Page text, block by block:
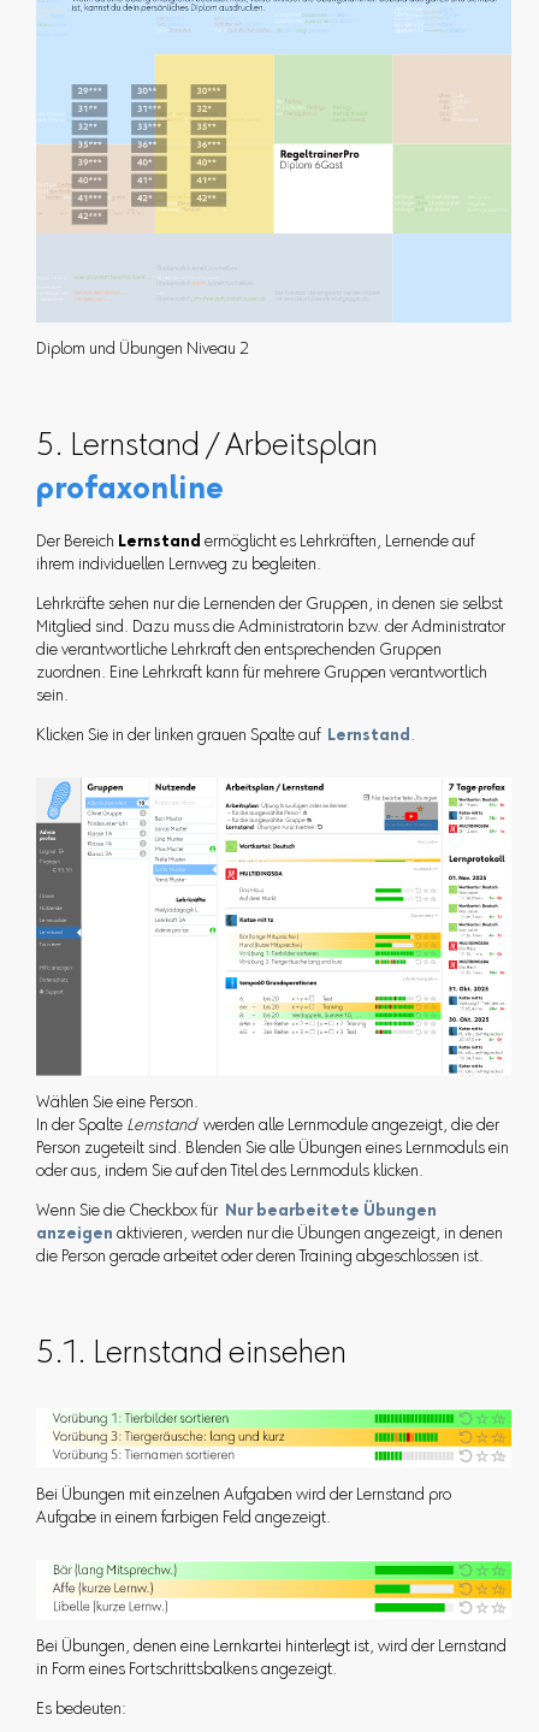
Diplom und Übungen Niveau 2
5. Lernstand / Arbeitsplan
profaxonline
Der Bereich Lernstand ermöglicht es Lehrkräften, Lernende auf
ihrem individuellen Lernweg zu begleiten.
Lehrkräfte sehen nur die Lernenden der Gruppen, in denen sie selbst
Mitglied sind. Dazu muss die Administratorin bzw. der Administrator
die verantwortliche Lehrkraft den entsprechenden Gruppen
zuordnen. Eine Lehrkraft kann für mehrere Gruppen verantwortlich
sein.
Klicken Sie in der linken grauen Spalte auf Lernstand.
Wählen Sie eine Person.
In der Spalte Lernstand werden alle Lernmodule angezeigt, die der
Person zugeteilt sind. Blenden Sie alle Übungen eines Lernmoduls ein
oder aus, indem Sie auf den Titel des Lernmoduls klicken.
Wenn Sie die Checkbox für
Nur bearbeitete Übungen
anzeigen aktivieren, werden nur die Übungen angezeigt, in denen
die Person gerade arbeitet oder deren Training abgeschlossen ist.
5.1. Lernstand einsehen
Bei Übungen mit einzelnen Aufgaben wird der Lernstand pro
Aufgabe in einem farbigen Feld angezeigt.
Bei Übungen, denen eine Lernkartei hinterlegt ist, wird der Lernstand
in Form eines Fortschrittsbalkens angezeigt.
Es bedeuten: